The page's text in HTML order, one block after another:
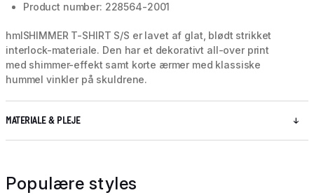
Product number: 228564-2001
hmlSHIMMER T-SHIRT S/S er lavet af glat, blødt strikket
interlock-materiale. Den har et dekorativt all-over print
med shimmer-effekt samt korte ærmer med klassiske
hummel vinkler på skuldrene.
MATERIALE & PLEJE
Populære styles